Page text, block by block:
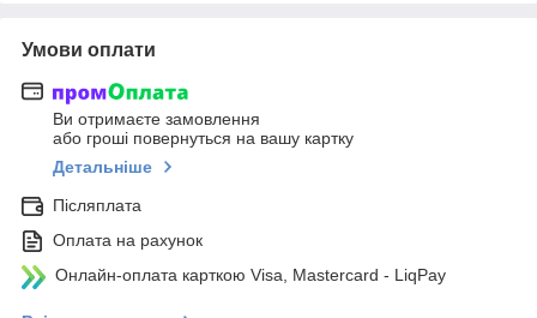
Умови оплати
Ви отримаєте замовлення
або гроші повернуться на вашу картку
Детальніше
Післяплата
Оплата на рахунок
Онлайн-оплата карткою Visa, Mastercard - LiqPay